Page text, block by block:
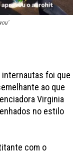
internautas foi que
ao que
Virginia
no estilo
com o